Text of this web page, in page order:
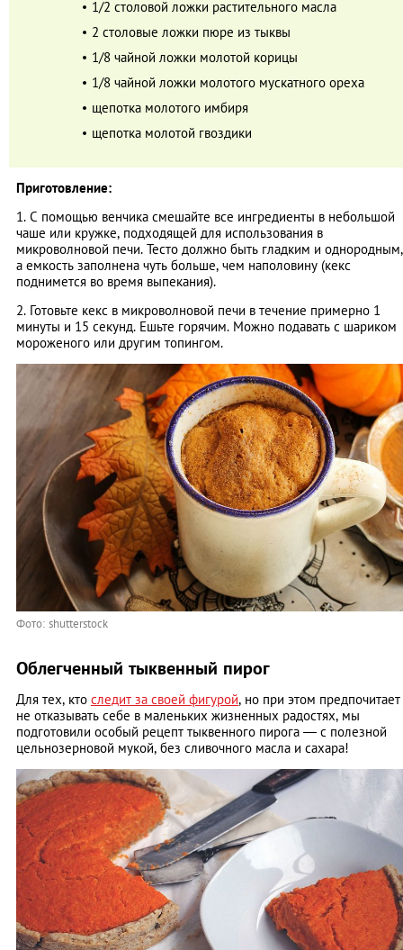
1/2 столовой ложки растительного масла
2 столовые ложки пюре из тыквы
1/8 чайной ложки молотой корицы
1/8 чайной ложки молотого мускатного ореха
щепотка молотого имбиря
щепотка молотой гвоздики
Приготовление:
1. С помощью венчика смешайте все ингредиенты в небольшой
чаше или кружке, подходящей для использования в
микроволновой печи. Тесто должно быть гладким и однородным,
а емкость заполнена чуть больше, чем наполовину (кекс
поднимется во время выпекания).
2. Готовьте кекс в микроволновой печи в течение примерно 1
минуты и 15 секунд. Ешьте горячим. Можно подавать с шариком
мороженого или другим топингом.
Фото: shutterstock
Облегченный тыквенный пирог
Для тех, кто следит за своей фигурой, но при этом предпочитает
не отказывать себе в маленьких жизненных радостях, мы
подготовили особый рецепт тыквенного пирога — с полезной
цельнозерновой мукой, без сливочного масла и сахара!